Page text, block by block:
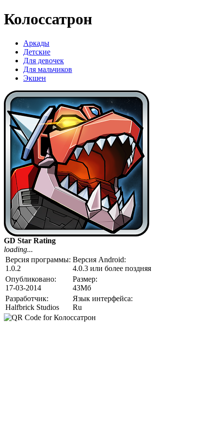
Колоссатрон
Аркады
Детские
Для девочек
Для мальчиков
Экшен
GD Star Rating
loading...
Версия программы:
1.0.2
Версия Android:
4.0.3 или более поздняя
Опубликовано:
17-03-2014
Размер:
43Мб
Разработчик:
Halfbrick Studios
Язык интерфейса:
Ru